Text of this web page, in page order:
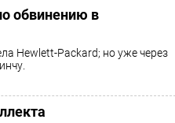
обвинению в
Hewlett-Packard; но уже через